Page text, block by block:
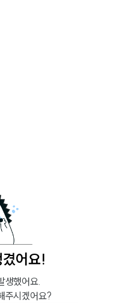
어요!
생했어요.
주시겠어요?